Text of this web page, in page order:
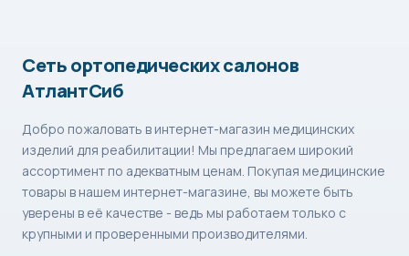
Сеть ортопедических салонов
АтлантСиб
Добро пожаловать в интернет-магазин медицинских
изделий для реабилитации! Мы предлагаем широкий
ассортимент по адекватным ценам. Покупая медицинские
товары в нашем интернет-магазине, вы можете быть
уверены в её качестве - ведь мы работаем только с
крупными и проверенными производителями.